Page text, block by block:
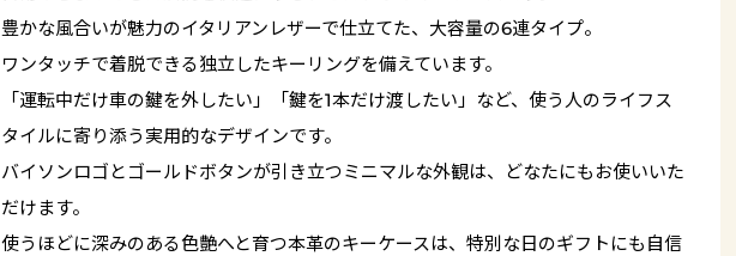
豊かな風合いが魅力のイタリアンレザーで仕立てた、大容量の6連タイプ。
ワンタッチで着脱できる独立したキーリングを備えています。
「運転中だけ車の鍵を外したい」「鍵を1本だけ渡したい」など、使う人のライフス
タイルに寄り添う実用的なデザインです。
バイソンロゴとゴールドボタンが引き立つミニマルな外観は、どなたにもお使いいた
だけます。
使うほどに深みのある色艶へと育つ本革のキーケースは、特別な日のギフトにも自信